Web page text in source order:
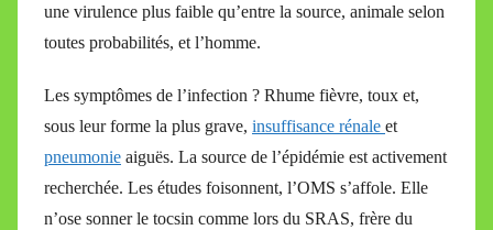
une virulence plus faible qu’entre la source, animale selon
toutes probabilités, et l’homme.
Les symptômes de l’infection ? Rhume fièvre, toux et,
sous leur forme la plus grave, insuffisance rénale et
pneumonie aiguës. La source de l’épidémie est activement
recherchée. Les études foisonnent, l’OMS s’affole. Elle
n’ose sonner le tocsin comme lors du SRAS, frère du